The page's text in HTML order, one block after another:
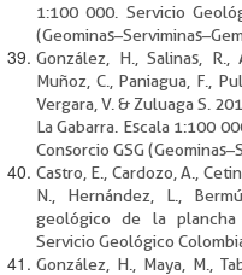
1:100 000. Servicio
González, H., Salinas, R.,
Muñoz, C., Paniagua, F.,
Vergara, V. & Zuluaga S.
La Gabarra. Escala 1:100
Consorcio GSG
Castro, E., Cardozo, A.,
N., Hernández, L.,
geológico de la plancha
Servicio Geológico
González, H., Maya, M.,